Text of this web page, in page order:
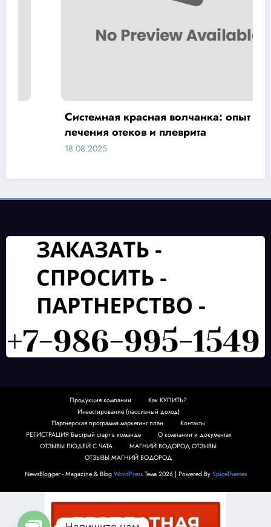
Системная красная волчанка: опыт
лечения отеков и плеврита
18.08.2025
Продукция компании
Как КУПИТЬ?
Инвестирование (пассивный доход)
Партнерская программа маркетинг план
Контакты
РЕГИСТРАЦИЯ Быстрый старт в команде
О компании и документах
ОТЗЫВЫ ЛЮДЕЙ С ЧАТА
МАГНИЙ ВОДОРОД ОТЗЫВЫ
ОТЗЫВЫ МАГНИЙ ВОДОРОД
NewsBlogger - Magazine & Blog WordPressТема 2026 | Powered By SpiceThemes